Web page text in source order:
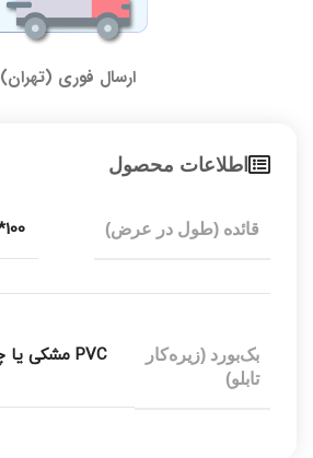
ارسال فوری (تهران)
اطلاعات محصول
قائده (طول در عرض) 100*31
بک‌بورد (زیره‌کار
تابلو)
PVC مشکی یا چوب MDF